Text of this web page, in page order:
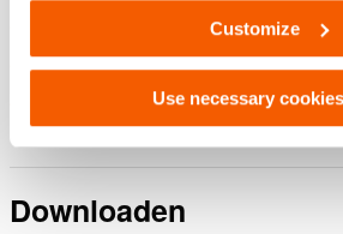
Customize
Use necessary
Antislipprofiel op beide wigarmen
In alle standen te gebruiken
Downloaden